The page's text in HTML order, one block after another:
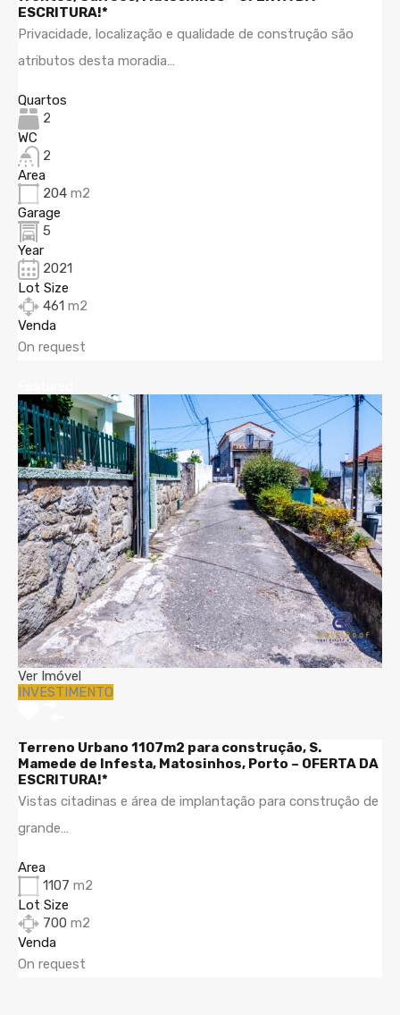
ESCRITURA!*
Privacidade, localização e qualidade de construção são
atributos desta moradia…
Quartos
2
WC
2
Area
204 m2
Garage
5
Year
2021
Lot Size
461 m2
Venda
On request
Ver Imóvel
INVESTIMENTO
Terreno Urbano 1107m2 para construção, S.
Mamede de Infesta, Matosinhos, Porto – OFERTA DA
ESCRITURA!*
Vistas citadinas e área de implantação para construção de
grande…
Area
1107 m2
Lot Size
700 m2
Venda
On request